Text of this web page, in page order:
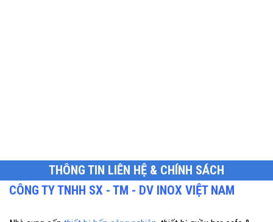
THÔNG TIN LIÊN HỆ & CHÍNH SÁCH
CÔNG TY TNHH SX - TM - DV INOX VIỆT NAM